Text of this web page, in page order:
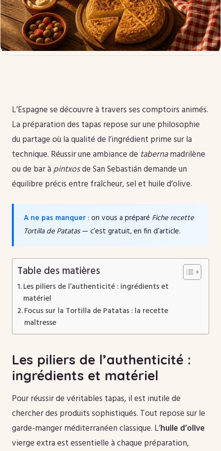
L’Espagne se découvre à travers ses comptoirs animés.
La préparation des tapas repose sur une philosophie
du partage où la qualité de l’ingrédient prime sur la
technique. Réussir une ambiance de tabernamadrilène
ou de bar àpintxosde San Sebastián demande un
équilibre précis entre fraîcheur, sel et huile d’olive.
A ne pas manquer : on vous a préparé Fiche recette
Tortilla de Patatas— c’est gratuit, en fin d’article.
Table des matières
Les piliers de l’authenticité : ingrédients et
matériel
Focus sur la Tortilla de Patatas : la recette
maîtresse
Les piliers de l’authenticité :
ingrédients et matériel
Pour réussir de véritables tapas, il est inutile de
chercher des produits sophistiqués. Tout repose sur le
garde-manger méditerranéen classique. L’huile d’olive
vierge extra est essentielle à chaque préparation,